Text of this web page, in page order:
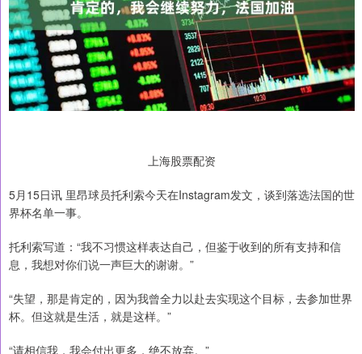
上海股票配资
5月15日讯 里昂球员托利索今天在Instagram发文，谈到落选法国的世
界杯名单一事。
托利索写道：“我不习惯这样表达自己，但鉴于收到的所有支持和信
息，我想对你们说一声巨大的谢谢。”
“失望，那是肯定的，因为我曾全力以赴去实现这个目标，去参加世界
杯。但这就是生活，就是这样。”
“请相信我，我会付出更多，绝不放弃。”